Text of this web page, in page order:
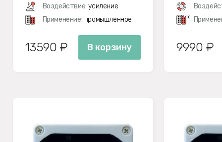
Воздействие: усиление
Применение: промышленное
13590 ₽ В корзину
звук
9990 ₽